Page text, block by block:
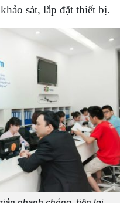
sát, lắp đặt thiết bị.